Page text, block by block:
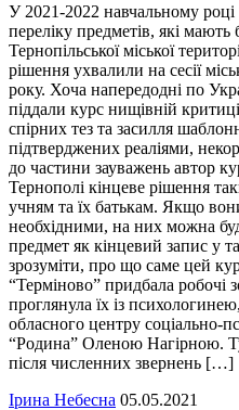
У 2021-2022 навчальному році
переліку предметів, які мають
Тернопільської міської
рішення ухвалили на сесії
року. Хоча напередодні по
піддали курс нищівній
спірних тез та засилля
підтверджених реаліями,
до частини зауважень автор
Тернополі кінцеве рішення
учням та їх батькам. Якщо
необхідними, на них можна
предмет як кінцевий запис у
зрозуміти, про що саме цей
“Терміново” придбала робочі
проглянула їх із
обласного центру соціально-
“Родина” Оленою Нагірною.
після численних звернень […]
Ірина Небесна 05.05.2021